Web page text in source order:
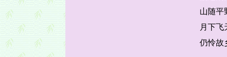
山随平
月下飞
仍怜故